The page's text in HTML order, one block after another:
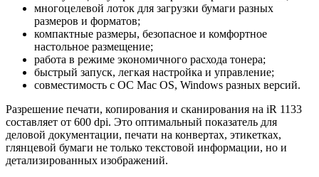
многоцелевой лоток для загрузки бумаги разных
размеров и форматов;
компактные размеры, безопасное и комфортное
настольное размещение;
работа в режиме экономичного расхода тонера;
быстрый запуск, легкая настройка и управление;
совместимость с ОС Mac OS, Windows разных версий.
Разрешение печати, копирования и сканирования на iR 1133
составляет от 600 dpi. Это оптимальный показатель для
деловой документации, печати на конвертах, этикетках,
глянцевой бумаги не только текстовой информации, но и
детализированных изображений.